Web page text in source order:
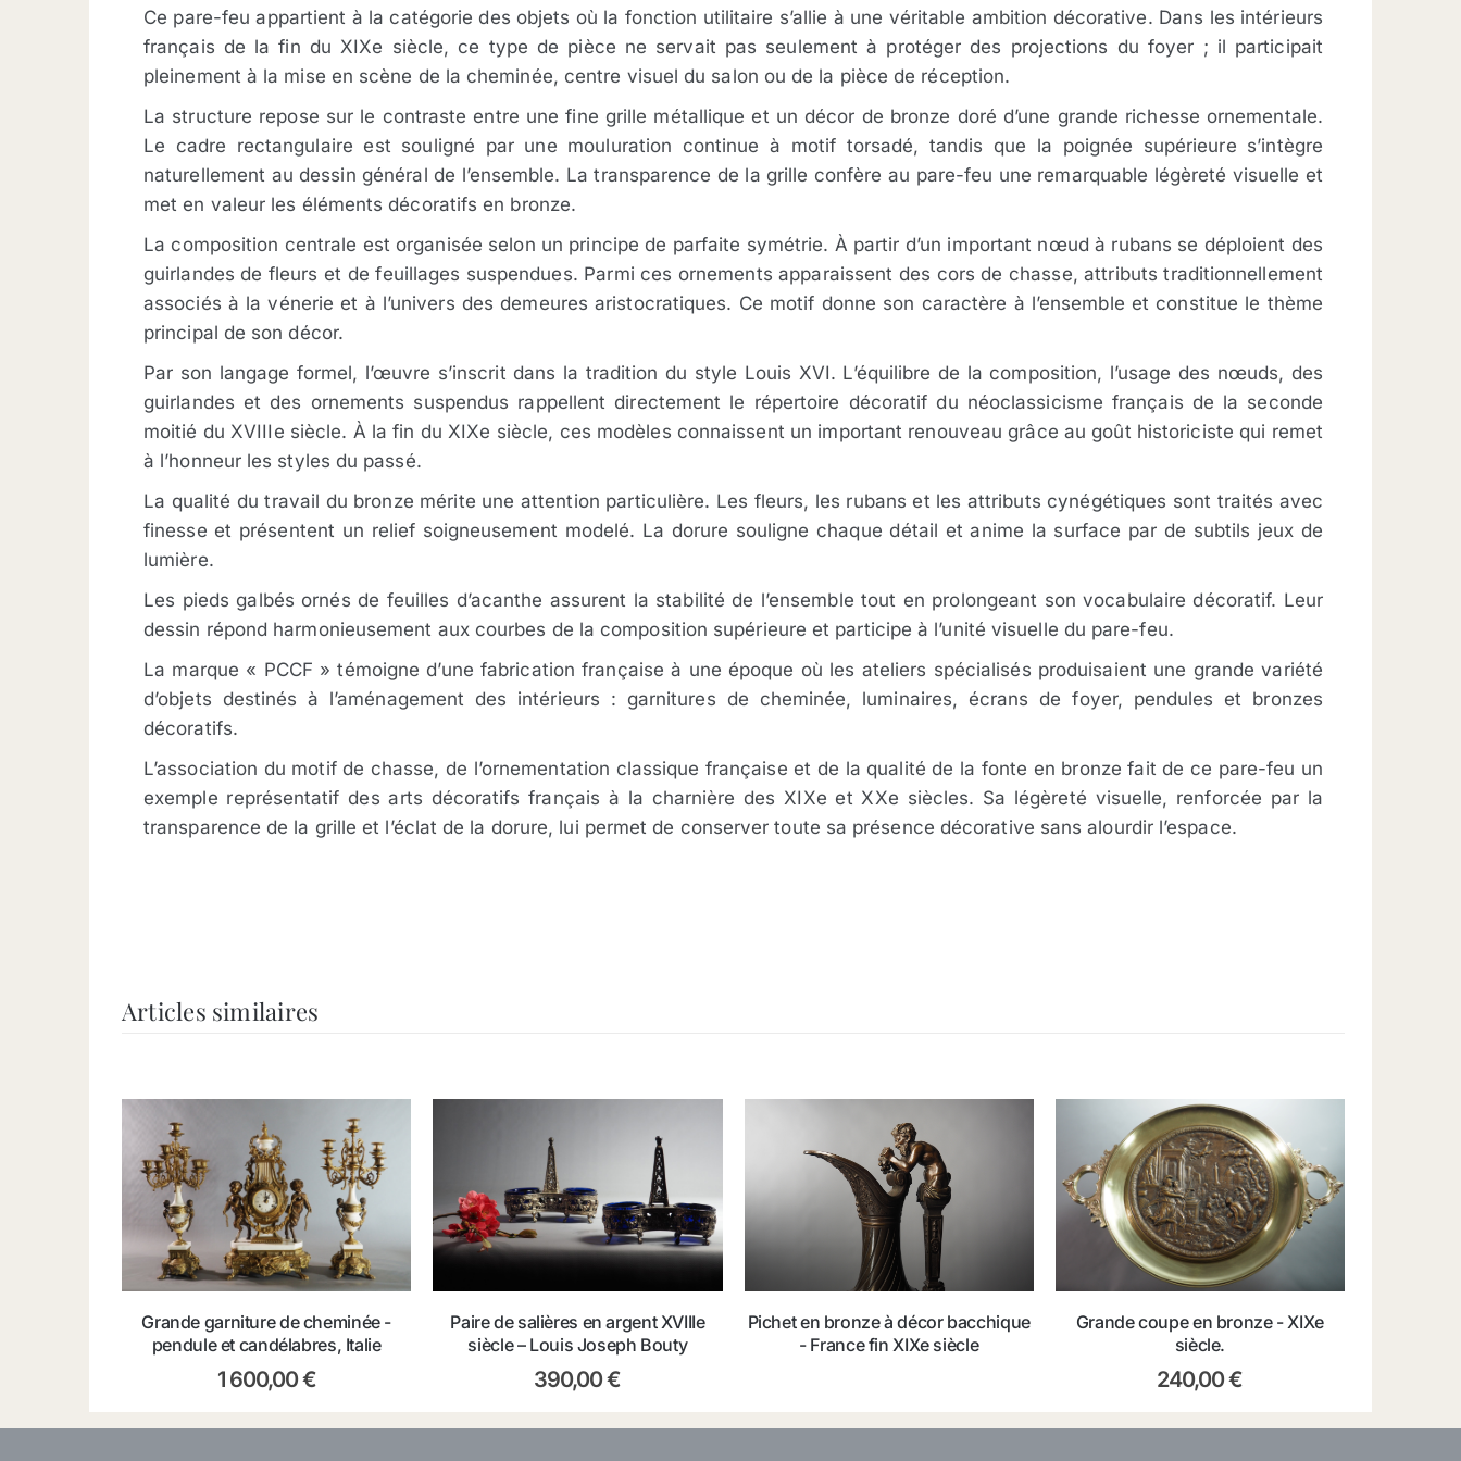
Ce pare-feu appartient à la catégorie des objets où la fonction utilitaire s’allie à une véritable ambition décorative. Dans les intérieurs
français de la fin du XIXe siècle, ce type de pièce ne servait pas seulement à protéger des projections du foyer ; il participait
pleinement à la mise en scène de la cheminée, centre visuel du salon ou de la pièce de réception.
La structure repose sur le contraste entre une fine grille métallique et un décor de bronze doré d’une grande richesse ornementale.
Le cadre rectangulaire est souligné par une mouluration continue à motif torsadé, tandis que la poignée supérieure s’intègre
naturellement au dessin général de l’ensemble. La transparence de la grille confère au pare-feu une remarquable légèreté visuelle et
met en valeur les éléments décoratifs en bronze.
La composition centrale est organisée selon un principe de parfaite symétrie. À partir d’un important nœud à rubans se déploient des
guirlandes de fleurs et de feuillages suspendues. Parmi ces ornements apparaissent des cors de chasse, attributs traditionnellement
associés à la vénerie et à l’univers des demeures aristocratiques. Ce motif donne son caractère à l’ensemble et constitue le thème
principal de son décor.
Par son langage formel, l’œuvre s’inscrit dans la tradition du style Louis XVI. L’équilibre de la composition, l’usage des nœuds, des
guirlandes et des ornements suspendus rappellent directement le répertoire décoratif du néoclassicisme français de la seconde
moitié du XVIIIe siècle. À la fin du XIXe siècle, ces modèles connaissent un important renouveau grâce au goût historiciste qui remet
à l’honneur les styles du passé.
La qualité du travail du bronze mérite une attention particulière. Les fleurs, les rubans et les attributs cynégétiques sont traités avec
finesse et présentent un relief soigneusement modelé. La dorure souligne chaque détail et anime la surface par de subtils jeux de
lumière.
Les pieds galbés ornés de feuilles d’acanthe assurent la stabilité de l’ensemble tout en prolongeant son vocabulaire décoratif. Leur
dessin répond harmonieusement aux courbes de la composition supérieure et participe à l’unité visuelle du pare-feu.
La marque « PCCF » témoigne d’une fabrication française à une époque où les ateliers spécialisés produisaient une grande variété
d’objets destinés à l’aménagement des intérieurs : garnitures de cheminée, luminaires, écrans de foyer, pendules et bronzes
décoratifs.
L’association du motif de chasse, de l’ornementation classique française et de la qualité de la fonte en bronze fait de ce pare-feu un
exemple représentatif des arts décoratifs français à la charnière des XIXe et XXe siècles. Sa légèreté visuelle, renforcée par la
transparence de la grille et l’éclat de la dorure, lui permet de conserver toute sa présence décorative sans alourdir l’espace.
Articles similaires
Grande garniture de cheminée -
pendule et candélabres, Italie
1 600,00€
Paire de salières en argent XVIIIe
siècle – Louis Joseph Bouty
390,00€
Pichet en bronze à décor bacchique
- France fin XIXe siècle
Grande coupe en bronze - XIXe
siècle.
240,00€